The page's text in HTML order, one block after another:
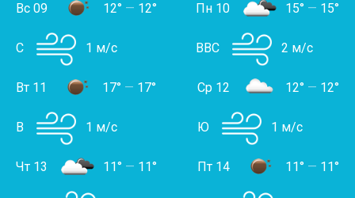
Вс 09 12° — 12°
С 1 м/с
Пн 10 15° — 15°
ВВС 2 м/с
Вт 11 17° — 17°
В 1 м/с
Ср 12 12° — 12°
Ю 1 м/с
Чт 13 11° — 11° Пт 14 11° — 11°